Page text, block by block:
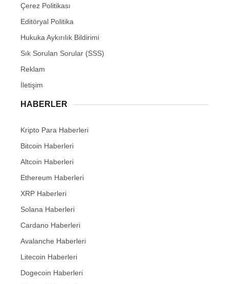
Çerez Politikası
Editöryal Politika
Hukuka Aykırılık Bildirimi
Sık Sorulan Sorular (SSS)
Reklam
İletişim
HABERLER
Kripto Para Haberleri
Bitcoin Haberleri
Altcoin Haberleri
Ethereum Haberleri
XRP Haberleri
Solana Haberleri
Cardano Haberleri
Avalanche Haberleri
Litecoin Haberleri
Dogecoin Haberleri